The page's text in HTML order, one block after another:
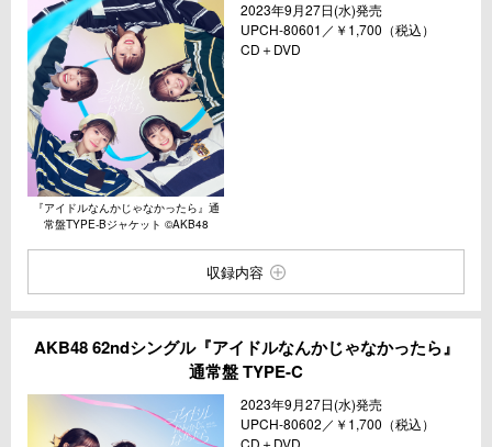
『アイドルなんかじゃなかったら』通
常盤TYPE-Bジャケット ©︎AKB48
2023年9⽉27⽇(⽔)発売
UPCH-80601／￥1,700（税込）
CD＋DVD
収録内容
AKB48 62ndシングル『アイドルなんかじゃなかったら』
通常盤 TYPE-C
2023年9⽉27⽇(⽔)発売
UPCH-80602／￥1,700（税込）